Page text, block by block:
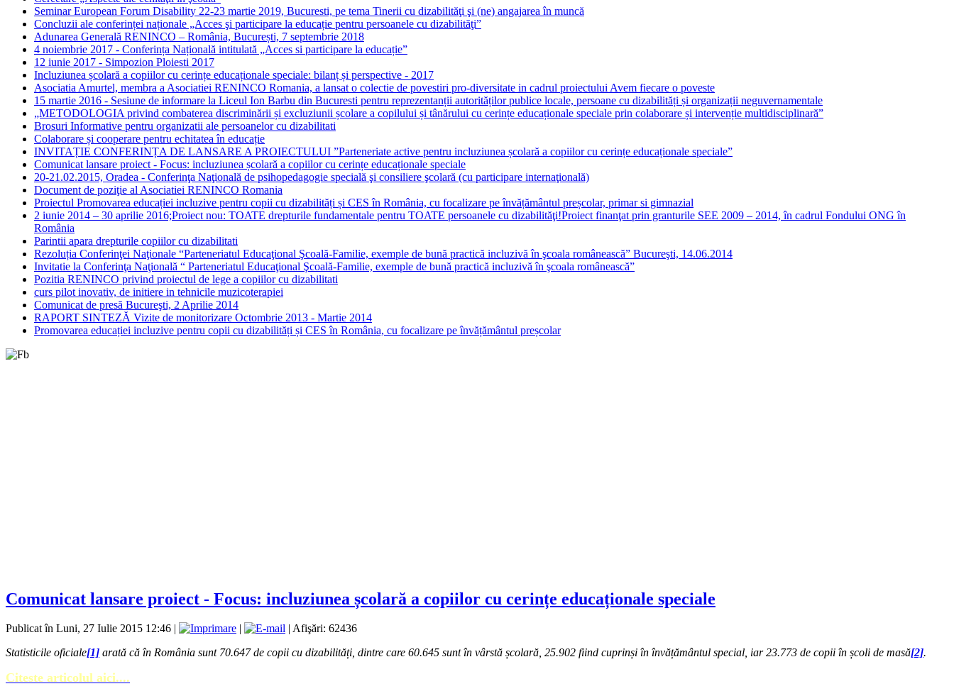
Seminar European Forum Disability 22-23 martie 2019, Bucuresti, pe tema Tinerii cu dizabilităţi şi (ne) angajarea în muncă
Concluzii ale conferinței naționale „Acces şi participare la educație pentru persoanele cu dizabilităţi”
Adunarea Generală RENINCO – România, București, 7 septembrie 2018
4 noiembrie 2017 - Conferința Națională intitulată „Acces si participare la educație”
12 iunie 2017 - Simpozion Ploiesti 2017
Incluziunea școlară a copiilor cu cerințe educaționale speciale: bilanț și perspective - 2017
Asociatia Amurtel, membra a Asociatiei RENINCO Romania, a lansat o colectie de povestiri pro-diversitate in cadrul proiectului Avem fiecare o poveste
15 martie 2016 - Sesiune de informare la Liceul Ion Barbu din Bucuresti pentru reprezentanții autorităților publice locale, persoane cu dizabilități și organizații neguvernamentale
„METODOLOGIA privind combaterea discriminării și excluziunii școlare a copilului și tânărului cu cerințe educaționale speciale prin colaborare și intervenție multidisciplinară”
Brosuri Informative pentru organizatii ale persoanelor cu dizabilitati
Colaborare și cooperare pentru echitatea în educație
INVITAȚIE CONFERINȚA DE LANSARE A PROIECTULUI ”Parteneriate active pentru incluziunea școlară a copiilor cu cerințe educaționale speciale”
Comunicat lansare proiect - Focus: incluziunea școlară a copiilor cu cerințe educaționale speciale
20-21.02.2015, Oradea - Conferinţa Naţională de psihopedagogie specială şi consiliere şcolară (cu participare internaţională)
Document de poziţie al Asociatiei RENINCO Romania
Proiectul Promovarea educației incluzive pentru copii cu dizabilități și CES în România, cu focalizare pe învățământul preșcolar, primar si gimnazial
2 iunie 2014 – 30 aprilie 2016;Proiect nou: TOATE drepturile fundamentale pentru TOATE persoanele cu dizabilităţi!Proiect finanţat prin granturile SEE 2009 – 2014, în cadrul Fondului ONG în
România
Parintii apara drepturile copiilor cu dizabilitati
Rezoluția Conferinţei Naţionale “Parteneriatul Educaţional Şcoală-Familie, exemple de bună practică incluzivă în şcoala românească” Bucureşti, 14.06.2014
Invitatie la Conferinţa Naţională “ Parteneriatul Educaţional Şcoală-Familie, exemple de bună practică incluzivă în şcoala românească”
Pozitia RENINCO privind proiectul de lege a copiilor cu dizabilitati
curs pilot inovativ, de initiere in tehnicile muzicoterapiei
Comunicat de presă Bucureşti, 2 Aprilie 2014
RAPORT SINTEZĂ Vizite de monitorizare Octombrie 2013 - Martie 2014
Promovarea educației incluzive pentru copii cu dizabilități și CES în România, cu focalizare pe învățământul preșcolar
Comunicat lansare proiect - Focus: incluziunea școlară a copiilor cu cerințe educaționale speciale
Publicat în Luni, 27 Iulie 2015 12:46
| Afişări: 62436
Statisticile oficiale[1] arată că în România sunt 70.647 de copii cu dizabilități, dintre care 60.645 sunt în vârstă școlară, 25.902 fiind cuprinși în învățământul special, iar 23.773 de copii în școli de masă[2].
Citeste articolul aici....